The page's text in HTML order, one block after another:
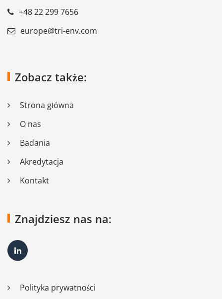
+48 22 299 7656
europe@tri-env.com
Zobacz także:
Strona główna
O nas
Badania
Akredytacja
Kontakt
Znajdziesz nas na:
Polityka prywatności